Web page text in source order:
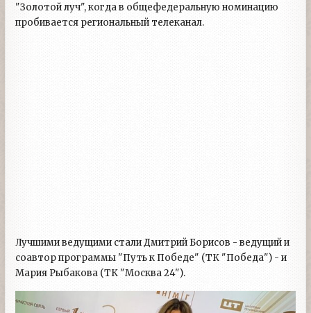
"Золотой луч", когда в общефедеральную номинацию
пробивается региональный телеканал.
Лучшими ведущими стали Дмитрий Борисов - ведущий и
соавтор программы "Путь к Победе" (ТК "Победа") - и
Мария Рыбакова (ТК "Москва 24").